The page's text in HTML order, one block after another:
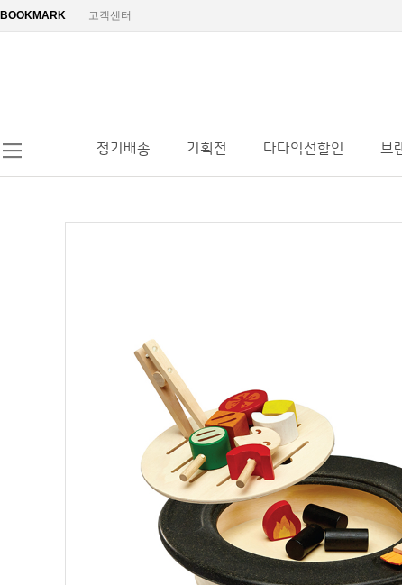
BOOKMARK 고객센터
정기배송 기획전 다다익선할인 브